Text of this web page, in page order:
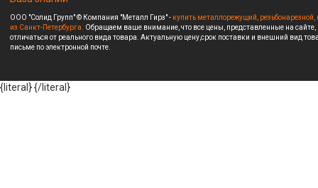
ООО "Солид Групп" © Компания "Металл Гирз" - купить металлорежущий,
из Санкт-Петербурга. Обращаем ваше внимание, что все цены, представленные на
отличаться от реального вида товара. Актуальную цену,срок поставки и внешний вид
письме по электронной почте.
{literal}{/literal}